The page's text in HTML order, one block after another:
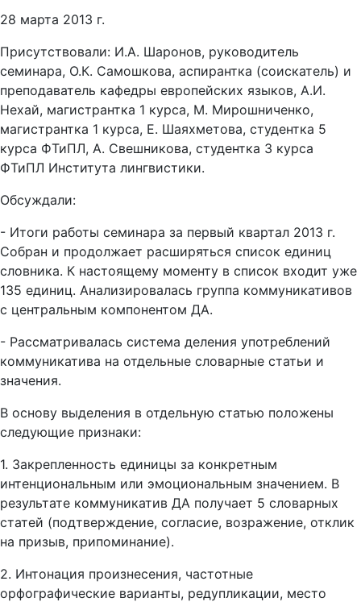
28 марта 2013 г.
Присутствовали: И.А. Шаронов, руководитель
семинара, О.К. Самошкова, аспирантка (соискатель) и
преподаватель кафедры европейских языков, А.И.
Нехай, магистрантка 1 курса, М. Мирошниченко,
магистрантка 1 курса, Е. Шаяхметова, студентка 5
курса ФТиПЛ, А. Свешникова, студентка 3 курса
ФТиПЛ Института лингвистики.
Обсуждали:
- Итоги работы семинара за первый квартал 2013 г.
Собран и продолжает расширяться список единиц
словника. К настоящему моменту в список входит уже
135 единиц. Анализировалась группа коммуникативов
с центральным компонентом ДА.
- Рассматривалась система деления употреблений
коммуникатива на отдельные словарные статьи и
значения.
В основу выделения в отдельную статью положены
следующие признаки:
1. Закрепленность единицы за конкретным
интенциональным или эмоциональным значением. В
результате коммуникатив ДА получает 5 словарных
статей (подтверждение, согласие, возражение, отклик
на призыв, припоминание).
2. Интонация произнесения, частотные
орфографические варианты, редупликации, место